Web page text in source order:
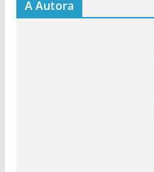
A Autora